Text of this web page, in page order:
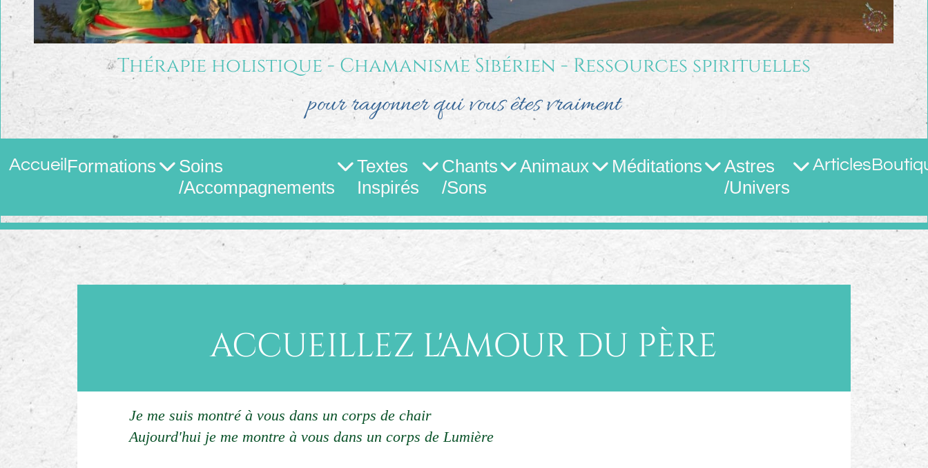
Thérapie holistique - Chamanisme Sibérien - Ressources spirituelles
pour rayonner qui vous êtes vraiment
Accueil Formations
Soins
/Accompagnements
Textes
Inspirés
Chants
/Sons
Animaux Méditations
Astres
/Univers
Articles
ACCUEILLEZ L'AMOUR DU PÈRE
Je me suis montré à vous dans un corps de chair
Aujourd'hui je me montre à vous dans un corps de Lumière